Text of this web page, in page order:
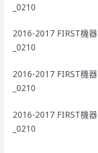
_0210
2016-2017 FIRST機
_0210
2016-2017 FIRST機
_0210
2016-2017 FIRST機
_0210